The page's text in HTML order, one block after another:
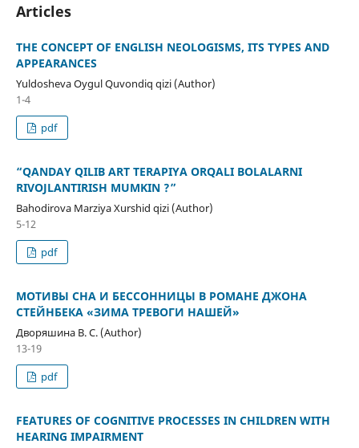
Articles
THE CONCEPT OF ENGLISH NEOLOGISMS, ITS TYPES AND
APPEARANCES
Yuldosheva Oygul Quvondiq qizi (Author)
1-4
pdf
“QANDAY QILIB ART TERAPIYA ORQALI BOLALARNI
RIVOJLANTIRISH MUMKIN ?”
Bahodirova Marziya Xurshid qizi (Author)
5-12
pdf
МОТИВЫ СНА И БЕССОННИЦЫ В РОМАНЕ ДЖОНА
СТЕЙНБЕКА «ЗИМА ТРЕВОГИ НАШЕЙ»
Дворяшина В. С. (Author)
13-19
pdf
FEATURES OF COGNITIVE PROCESSES IN CHILDREN WITH
HEARING IMPAIRMENT